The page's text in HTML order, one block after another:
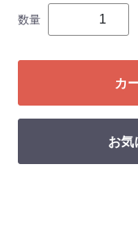
数量
カ
お気